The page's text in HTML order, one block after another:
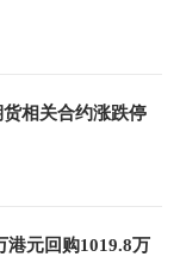
货相关合约涨跌停
港元回购1019.8万